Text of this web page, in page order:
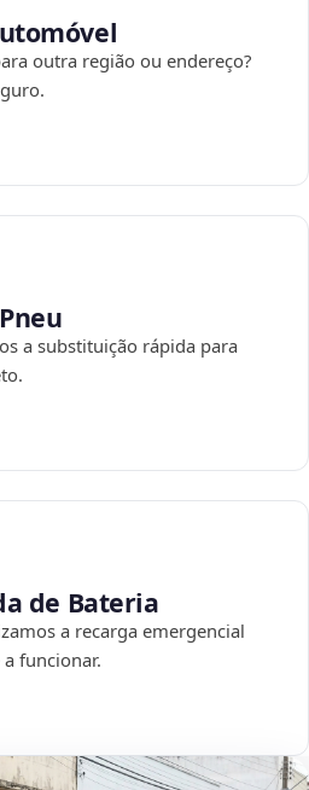
outra região ou endereço?
a substituição rápida para
de Bateria
a recarga emergencial
funcionar.